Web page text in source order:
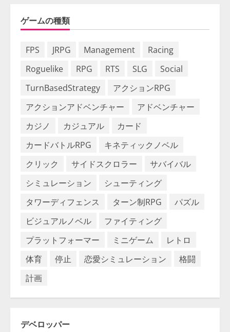
ゲームの種類
FPS JRPG Management
Racing
Roguelike
RPG RTS SLG
Social
TurnBasedStrategy
アクションRPG
アクションアドベンチャー
アドベンチャー
カジノ
カジュアル
カード
カードバトルRPG
キネティックノベル
クリック
サイドスクロラー
サバイバル
シミュレーション
シューティング
タワーディフェンス
ターン制RPG
パズル
ビジュアルノベル
ファイティング
プラットフォーマー
ミニゲーム
レトロ
体育
停止 恋愛シミュレーション
格闘
計画
デベロッパー